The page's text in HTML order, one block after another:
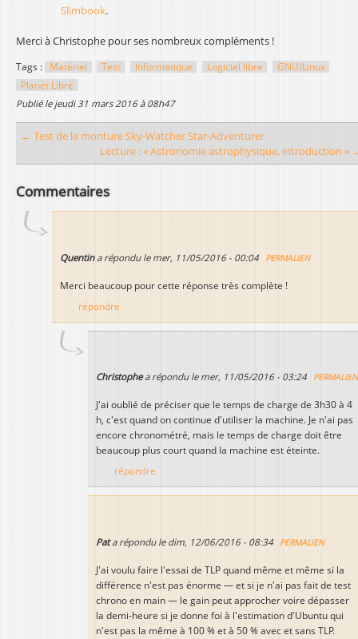
Slimbook.
Merci à Christophe pour ses nombreux compléments !
Tags : Matériel Test Informatique Logiciel libre
GNU/Linux
Planet Libre
publié le jeudi 31 mars 2016 à 08h47
← Test de la monture Sky-Watcher Star-Adventurer
Lecture : « Astronomie astrophysique, introduction »
Commentaires
Quentina répondu le mer, 11/05/2016 - 00:04 PERMALIEN
Merci beaucoup pour cette réponse très complète !
répondre
Christophea répondu le mer, 11/05/2016 - 03:24 PERMALIEN
J'ai oublié de préciser que le temps de charge de 3h30 à 4
h, c'est quand on continue d'utiliser la machine. Je n'ai pas
encore chronométré, mais le temps de charge doit être
beaucoup plus court quand la machine est éteinte.
répondre
Pata répondu le dim, 12/06/2016 - 08:34 PERMALIEN
J'ai voulu faire l'essai de TLP quand même et même si la
différence n'est pas énorme — et si je n'ai pas fait de test
chrono en main — le gain peut approcher voire dépasser
la demi-heure si je donne foi à l'estimation d'Ubuntu qui
n'est pas la même à 100 % et à 50 % avec et sans TLP.